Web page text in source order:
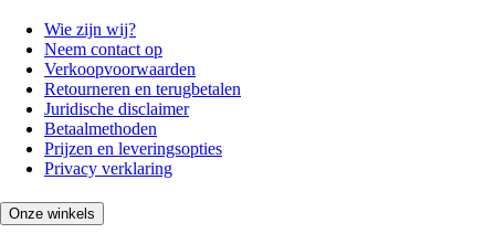
Wie zijn wij?
Neem contact op
Verkoopvoorwaarden
Retourneren en terugbetalen
Juridische disclaimer
Betaalmethoden
Prijzen en leveringsopties
Privacy verklaring
Onze winkels